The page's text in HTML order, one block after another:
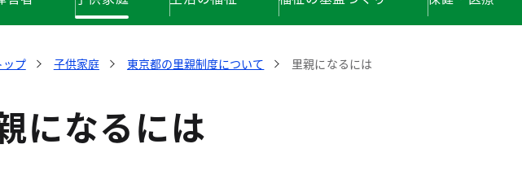
ップ 子供家庭 東京都の里親制度について 里親になるには
になるには